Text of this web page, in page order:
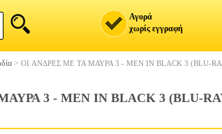
Αγορά
χωρίς εγγραφή
> ΟΙ AΝΔΡΕΣ ΜΕ ΤΑ ΜΑΥΡΑ 3 - MEN IN BLACK 3 (BLU-
3 - MEN IN BLACK 3 (BLU-